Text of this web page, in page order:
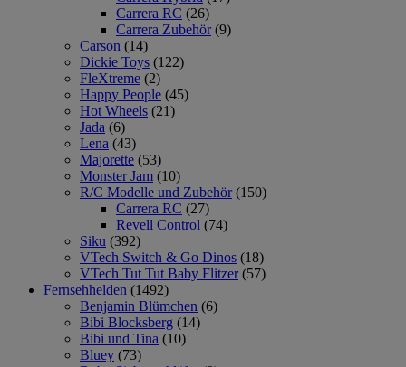
Carrera RC (26)
Carrera Zubehör (9)
Carson (14)
Dickie Toys (122)
FleXtreme (2)
Happy People (45)
Hot Wheels (21)
Jada (6)
Lena (43)
Majorette (53)
Monster Jam (10)
R/C Modelle und Zubehör (150)
Carrera RC (27)
Revell Control (74)
Siku (392)
VTech Switch & Go Dinos (18)
VTech Tut Tut Baby Flitzer (57)
Fernsehhelden (1492)
Benjamin Blümchen (6)
Bibi Blocksberg (14)
Bibi und Tina (10)
Bluey (73)